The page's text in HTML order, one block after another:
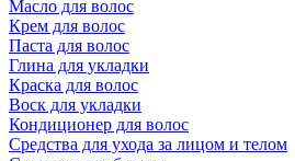
Масло для волос
Крем для волос
Паста для волос
Глина для укладки
Краска для волос
Воск для укладки
Кондиционер для волос
Средства для ухода за лицом и телом